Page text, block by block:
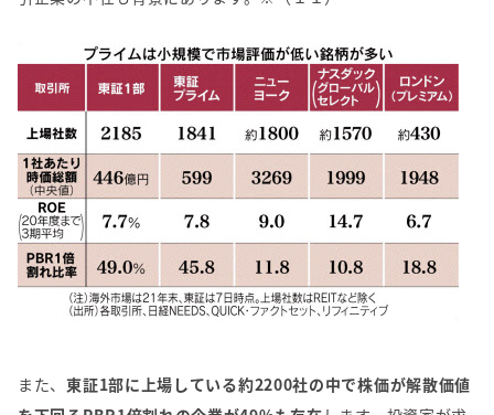
また、東証1部に上場している約2200社の中で株価が解散価値